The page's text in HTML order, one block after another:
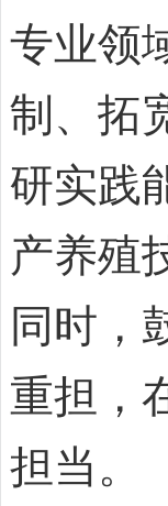
专业领
制、拓
研实践
产养殖
同时，
重担，
担当。